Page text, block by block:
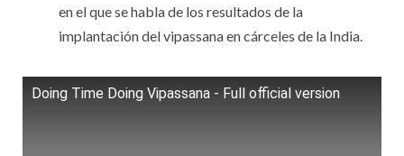
en el que se habla de los resultados de la
implantación del vipassana en cárceles de la India.
Doing Time Doing Vipassana - Full official version